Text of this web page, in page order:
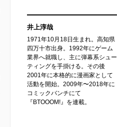
井上淳哉
1971年10月18日生まれ。高知県
四万十市出身。1992年にゲーム
業界へ就職し、主に弾幕系シュー
ティングを手掛ける。その後
2001年に本格的に漫画家として
活動を開始。2009年〜2018年に
コミックバンチにて
『BTOOOM!』を連載。